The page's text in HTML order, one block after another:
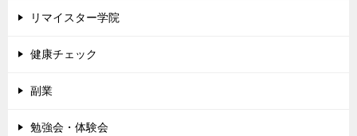
リマイスター学院
健康チェック
副業
勉強会・体験会